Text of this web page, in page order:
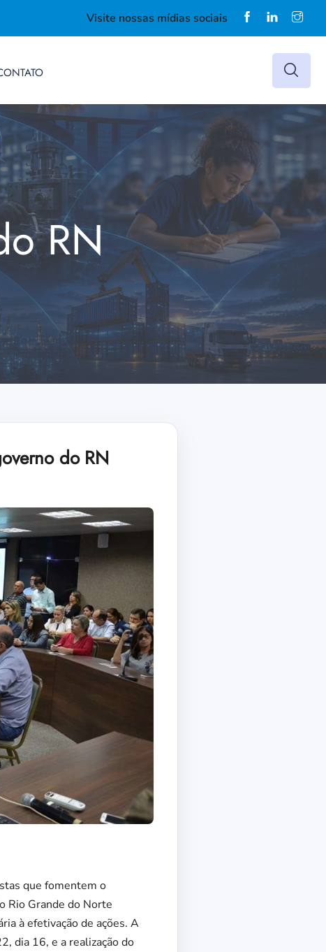
Visite nossas mídias sociais
RN
do RN
que fomentem o
Rio Grande do Norte
à efetivação de ações. A
dia 16, e a realização do